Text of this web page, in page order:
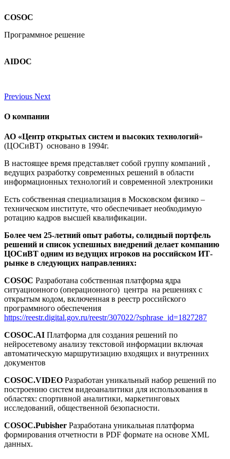
COSOC
Программное решение
AIDOC
Previous Next
О компании
АО «Центр открытых систем и высоких технологий»
(ЦОСиВТ) основано в 1994г.
В настоящее время представляет собой группу компаний ,
ведущих разработку современных решений в области
информационных технологий и современной электроники
Есть собственная специализация в Московском физико –
техническом институте, что обеспечивает необходимую
ротацию кадров высшей квалификации.
Более чем 25-летний опыт работы, солидный портфель
решений и список успешных внедрений делает компанию
ЦОСиВТ одним из ведущих игроков на российском ИТ-
рынке в следующих направлениях:
COSOC Разработана собственная платформа ядра
ситуационного (операционного) центра на решениях с
открытым кодом, включенная в реестр российского
программного обеспечения
https://reestr.digital.gov.ru/reestr/307022/?sphrase_id=1827287
COSOC.AI Платформа для создания решений по
нейросетевому анализу текстовой информации включая
автоматическую маршрутизацию входящих и внутренних
документов
COSOC.VIDEO Разработан уникальный набор решений по
построению систем видеоаналитики для использования в
областях: спортивной аналитики, маркетинговых
исследований, общественной безопасности.
COSOC.Pubisher Разработана уникальная платформа
формирования отчетности в PDF формате на основе XML
данных.